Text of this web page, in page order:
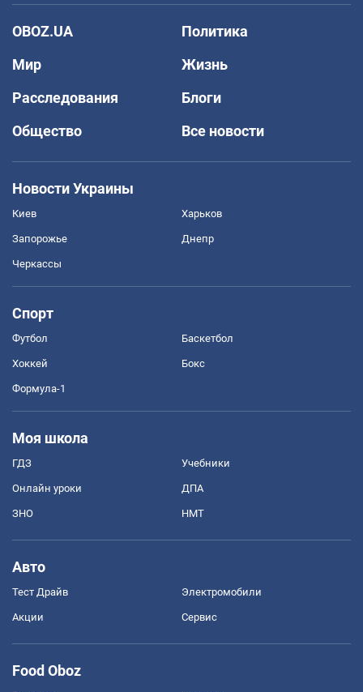
OBOZ.UA
Политика
Мир
Жизнь
Расследования
Блоги
Общество
Все новости
Новости Украины
Киев Харьков
Запорожье Днепр
Черкассы
Спорт
Футбол Баскетбол
Хоккей Бокс
Формула-1
Моя школа
ГДЗ Учебники
Онлайн уроки ДПА
ЗНО НМТ
Авто
Тест Драйв Электромобили
Акции Сервис
Food Oboz